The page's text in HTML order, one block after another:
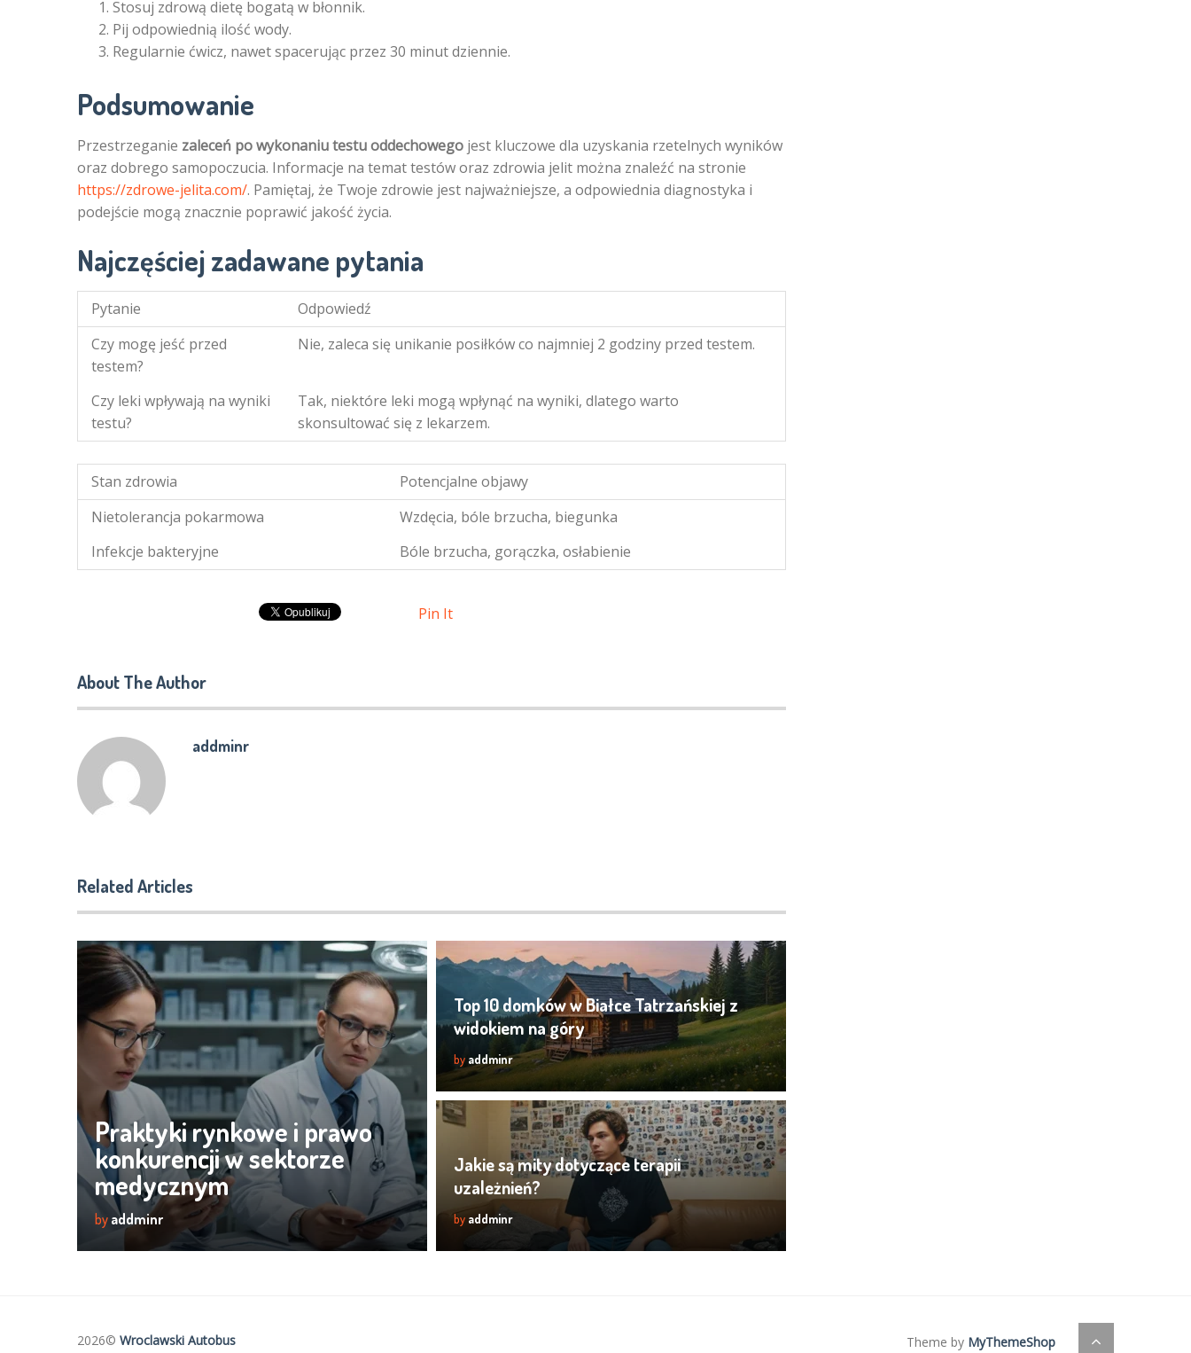
Stosuj zdrową dietę bogatą w błonnik.
Pij odpowiednią ilość wody.
Regularnie ćwicz, nawet spacerując przez 30 minut dziennie.
Podsumowanie
Przestrzeganie zaleceń po wykonaniu testu oddechowego jest kluczowe dla uzyskania rzetelnych wyników
oraz dobrego samopoczucia. Informacje na temat testów oraz zdrowia jelit można znaleźć na stronie
https://zdrowe-jelita.com/. Pamiętaj, że Twoje zdrowie jest najważniejsze, a odpowiednia diagnostyka i
podejście mogą znacznie poprawić jakość życia.
Najczęściej zadawane pytania
Pytanie
Odpowiedź
Czy mogę jeść przed
testem?
Nie, zaleca się unikanie posiłków co najmniej 2 godziny przed testem.
Czy leki wpływają na wyniki
testu?
Tak, niektóre leki mogą wpłynąć na wyniki, dlatego warto
skonsultować się z lekarzem.
Stan zdrowia
Potencjalne objawy
Nietolerancja pokarmowa
Wzdęcia, bóle brzucha, biegunka
Infekcje bakteryjne
Bóle brzucha, gorączka, osłabienie
Pin It
About The Author
addminr
Related Articles
Praktyki rynkowe i prawo
konkurencji w sektorze
medycznym
by addminr
Top 10 domków w Białce Tatrzańskiej z
widokiem na góry
by addminr
Jakie są mity dotyczące terapii
uzależnień?
by addminr
2026© Wroclawski Autobus Theme by MyThemeShop